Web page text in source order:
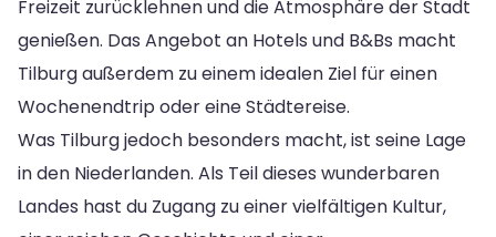
Freizeit zurücklehnen und die Atmosphäre der Stadt
genießen. Das Angebot an Hotels und B&Bs macht
Tilburg außerdem zu einem idealen Ziel für einen
Wochenendtrip oder eine Städtereise.
Was Tilburg jedoch besonders macht, ist seine Lage
in den Niederlanden. Als Teil dieses wunderbaren
Landes hast du Zugang zu einer vielfältigen Kultur,